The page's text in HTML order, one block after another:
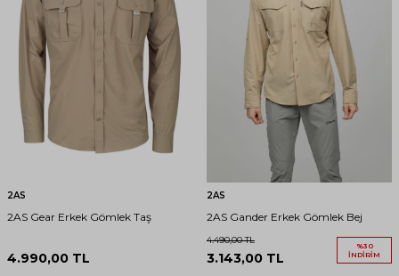
2AS
2AS Gear Erkek Gömlek Taş
4.990,00 TL
2AS
2AS Gander Erkek Gömlek Bej
4.490,00TL
3.143,00 TL
%30
İNDIRIM